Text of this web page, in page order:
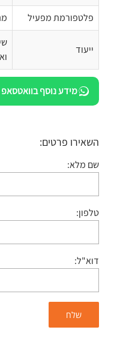
פלטפורמת מפעיל
ייעוד
מידע נוסף בוואטסאפ
השאירו פרטים:
שם מלא:
טלפון:
דוא"ל: